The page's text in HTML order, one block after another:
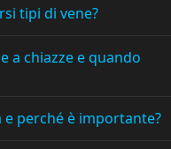
tipi di vene?
a chiazze e quando
e perché è importante?